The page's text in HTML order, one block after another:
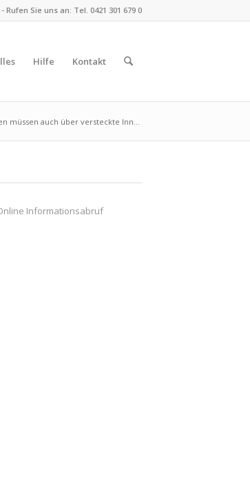
Sie uns an: Tel. 0421 301 679 0
Hilfe Kontakt
müssen auch über versteckte Inn...